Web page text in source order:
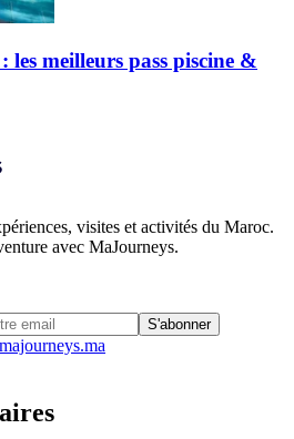
les meilleurs pass piscine &
visites et activités du Maroc.
avec MaJourneys.
S'abonner